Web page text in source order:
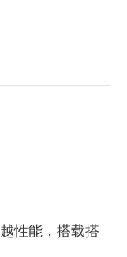
性能，搭载搭